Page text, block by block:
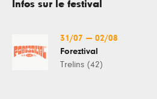
Infos sur le festival
31/07 — 02/08
Foreztival
Trelins (42)